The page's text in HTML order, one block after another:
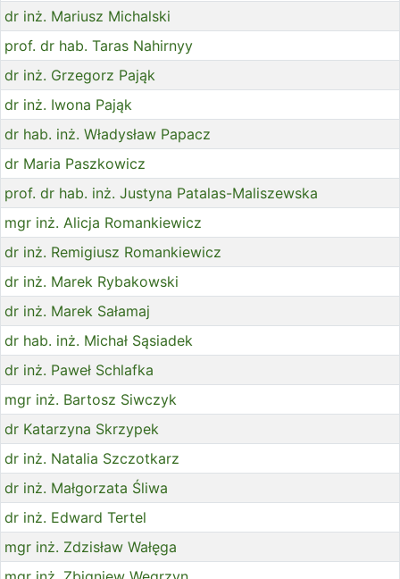
dr inż. Mariusz Michalski
prof. dr hab. Taras Nahirnyy
dr inż. Grzegorz Pająk
dr inż. Iwona Pająk
dr hab. inż. Władysław Papacz
dr Maria Paszkowicz
prof. dr hab. inż. Justyna Patalas-Maliszewska
mgr inż. Alicja Romankiewicz
dr inż. Remigiusz Romankiewicz
dr inż. Marek Rybakowski
dr inż. Marek Sałamaj
dr hab. inż. Michał Sąsiadek
dr inż. Paweł Schlafka
mgr inż. Bartosz Siwczyk
dr Katarzyna Skrzypek
dr inż. Natalia Szczotkarz
dr inż. Małgorzata Śliwa
dr inż. Edward Tertel
mgr inż. Zdzisław Wałęga